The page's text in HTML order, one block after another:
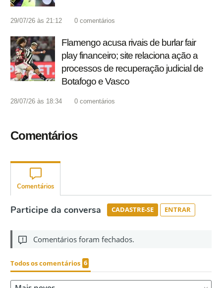
29/07/26 às 21:12 0 comentários
Flamengo acusa rivais de burlar fair
play financeiro; site relaciona ação a
processos de recuperação judicial de
Botafogo e Vasco
28/07/26 às 18:34 0 comentários
Comentários